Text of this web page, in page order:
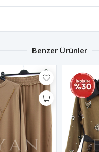
Benzer Ürünler